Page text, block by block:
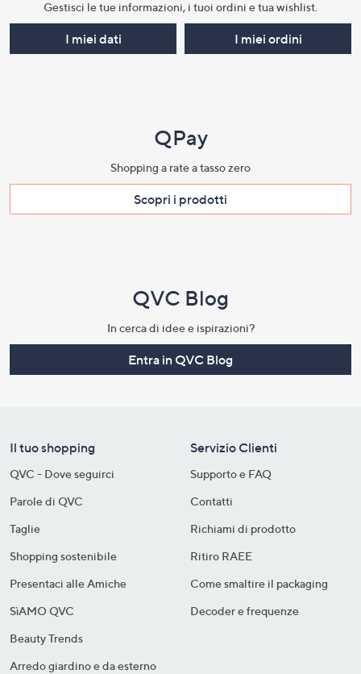
Gestisci le tue informazioni, i tuoi ordini e tua wishlist.​
I miei dati I miei ordini
QPay
Shopping a rate a tasso zero​
Scopri i prodotti​
QVC Blog
In cerca di idee e ispirazioni?
Entra in QVC Blog
Il tuo shopping
QVC - Dove seguirci
Parole di QVC
Taglie
Shopping sostenibile​
Presentaci alle Amiche
SìAMO QVC
Beauty Trends
Arredo giardino e da esterno
Servizio Clienti
Supporto e FAQ
Contatti
Richiami di prodotto
Ritiro RAEE
Come smaltire il packaging​
Decoder e frequenze​